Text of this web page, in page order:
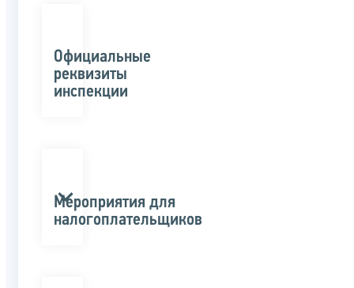
Официальные
реквизиты
инспекции
Мероприятия для
налогоплательщиков